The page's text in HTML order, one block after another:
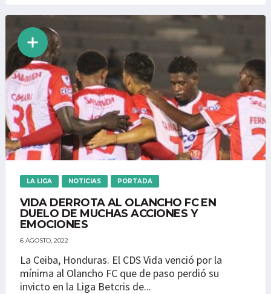
LA LIGA NOTICIAS PORTADA
VIDA DERROTA AL OLANCHO FC EN
DUELO DE MUCHAS ACCIONES Y
EMOCIONES
6 AGOSTO, 2022
La Ceiba, Honduras. El CDS Vida venció por la
mínima al Olancho FC que de paso perdió su
invicto en la Liga Betcris de...